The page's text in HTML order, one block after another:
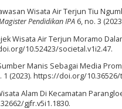
Wisata Air Terjun Tiu
Pendidikan IPA 6, no. 3
Wisata Air Terjun Moramo
10.52423/societal.v1i2.47.
Manis Sebagai Media
1 (2023). https://doi.org/10.36526/
Alam Di Kecamatan
gjfr.v5i1.1830.